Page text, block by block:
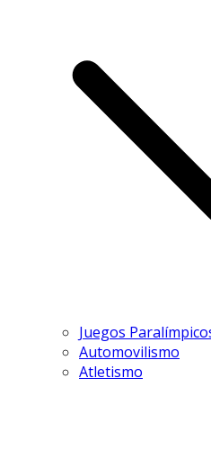
Juegos
Automovilismo
Atletismo